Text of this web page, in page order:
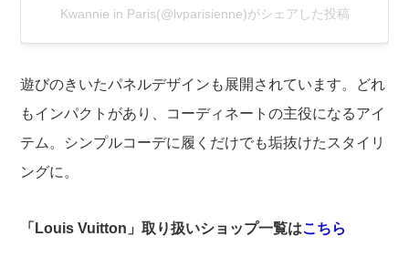
Kwannie in Paris(@lvparisienne)がシェアした投稿
遊びのきいたパネルデザイン も展開されています。どれ
もインパクトがあり、コーディネートの主役になるアイ
テム。シンプルコーデに履くだけでも垢抜けたスタイリ
ングに。
「Louis Vuitton」取り扱いショップ一覧はこちら